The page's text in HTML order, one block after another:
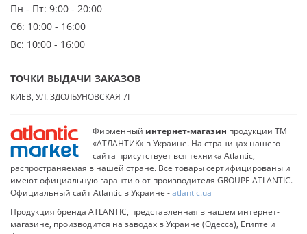
Фирменный интернет-магазин продукции ТМ
«АТЛАНТИК» в Украине. На страницах нашего
сайта присутствует вся техника Atlantic,
распространяемая в нашей стране. Все товары сертифицированы и
имеют официальную гарантию от производителя GROUPE ATLANTIC.
Официальный сайт Atlantic в Украине -atlantic.ua
Продукция бренда ATLANTIC, представленная в нашем интернет-
магазине, производится на заводах в Украине (Одесса), Египте и
Пн - Пт: 9:00 - 20:00
Сб: 10:00 - 16:00
Вс: 10:00 - 16:00
ТОЧКИ ВЫДАЧИ ЗАКАЗОВ
КИЕВ, УЛ. ЗДОЛБУНОВСКАЯ 7Г